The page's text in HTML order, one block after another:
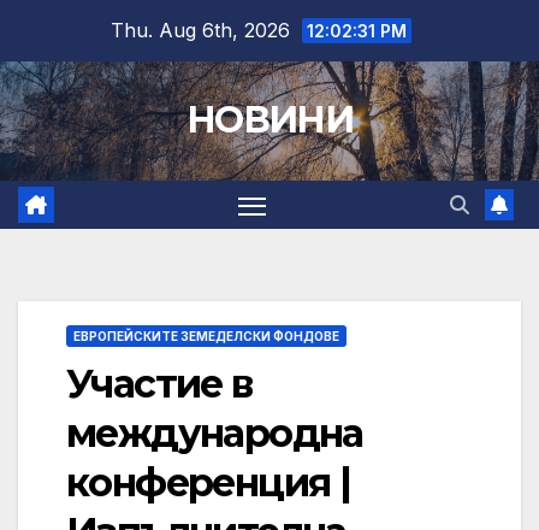
content
Thu. Aug 6th, 2026 12:02:32 PM
НОВИНИ
ЕВРОПЕЙСКИТЕ ЗЕМЕДЕЛСКИ ФОНДОВЕ
Участие в
международна
конференция |